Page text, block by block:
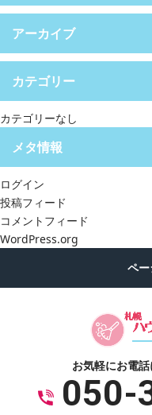
アーカイブ
カテゴリー
カテゴリーなし
メタ情報
ログイン
投稿フィード
コメントフィード
WordPress.org
お気軽にお電話
050-